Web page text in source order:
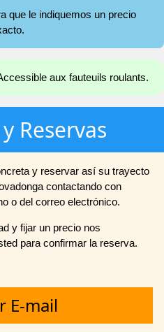
que le indiquemos un precio
aux fauteuils roulants.
Reservas
y reservar así su trayecto
contactando con
o del correo electrónico.
y fijar un precio nos
para confirmar la reserva.
E-mail